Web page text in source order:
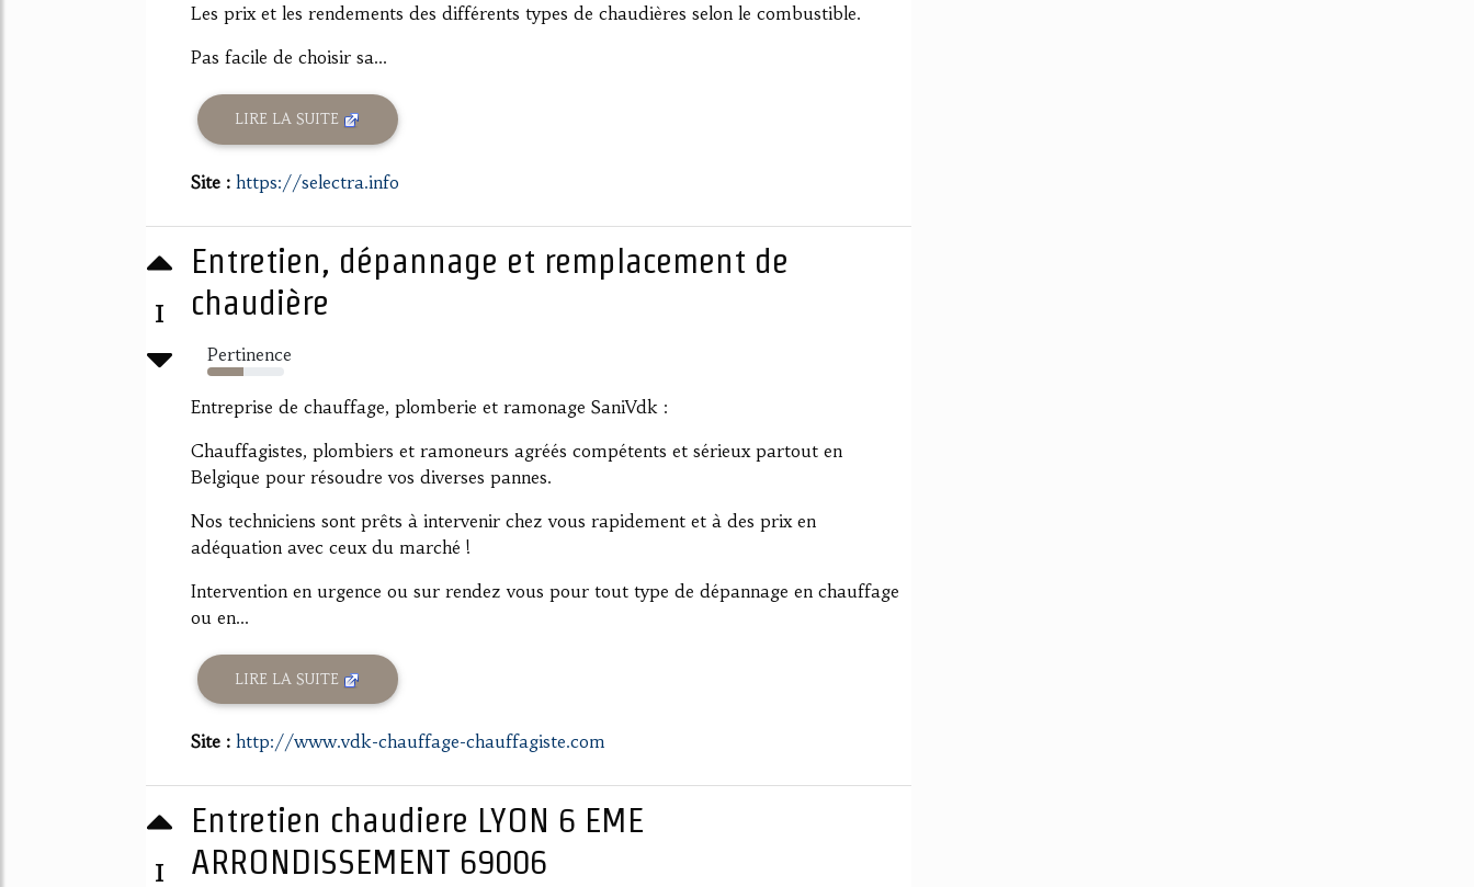
Les prix et les rendements des différents types de chaudières selon le combustible.
Pas facile de choisir sa...
LIRE LA SUITE
Site : https://selectra.info
1
Entretien, dépannage et remplacement de
chaudière
Pertinence
47%
Entreprise de chauffage, plomberie et ramonage SaniVdk :
Chauffagistes, plombiers et ramoneurs agréés compétents et sérieux partout en
Belgique pour résoudre vos diverses pannes.
Nos techniciens sont prêts à intervenir chez vous rapidement et à des prix en
adéquation avec ceux du marché !
Intervention en urgence ou sur rendez vous pour tout type de dépannage en chauffage
ou en...
LIRE LA SUITE
Site : http://www.vdk-chauffage-chauffagiste.com
1
Entretien chaudiere LYON 6 EME
ARRONDISSEMENT 69006